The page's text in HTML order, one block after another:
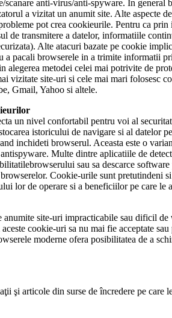
anti-virus/anti-spyware. In
a vizitat un anumit site. Alte aspecte
pot crea cookieurile. Pentru ca
de transmitere a datelor, informatiile
Alte atacuri bazate pe cookie
a pacali browserele in a trimite
metodei celei mai potrivite de
site-uri si cele mai mari folosesc
Gmail, Yahoo si altele.
un nivel confortabil pentru voi al
istoricului de navigare si al datelor
inchideti browserul. Aceasta este o
Multe dintre aplicatiile de
sau sa descarce
Cookie-urile sunt pretutindeni
lor de operare si a beneficiilor pe care le
site-uri impracticabile sau dificil
cookie-uri sa nu mai fie acceptate
moderne ofera posibilitatea de a
şi articole din surse de încredere pe